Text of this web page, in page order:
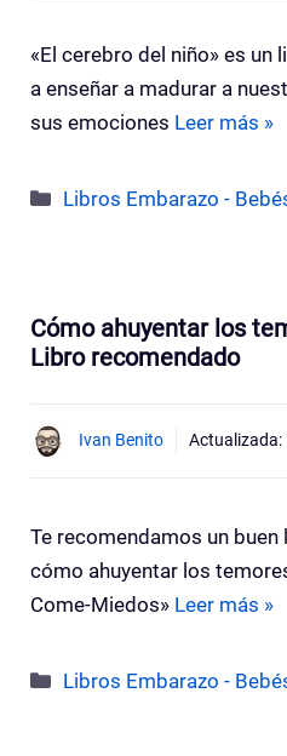
«El cerebro del niño» es un
a enseñar a madurar a
sus emociones Leer más »
Categorías
Libros Embarazo -
Cómo ahuyentar los
Libro recomendado
Ivan Benito Actualizada:
Te recomendamos un buen
cómo ahuyentar los
Come-Miedos» Leer más »
Categorías
Libros Embarazo -